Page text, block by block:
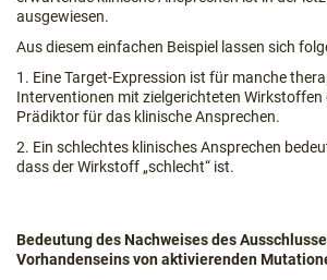
ausgewiesen.
Aus diesem einfachen Beispiel lassen sich
1. Eine Target-Expression ist für manche
Interventionen mit zielgerichteten Wirkstoffen
Prädiktor für das klinische Ansprechen.
2. Ein schlechtes klinisches Ansprechen
dass der Wirkstoff „schlecht“ ist.
Bedeutung des Nachweises des
Vorhandenseins von aktivierenden